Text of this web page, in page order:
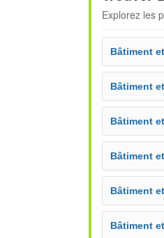
Explorez les
Bâtiment
Bâtiment
Bâtiment
Bâtiment
Bâtiment
Bâtiment